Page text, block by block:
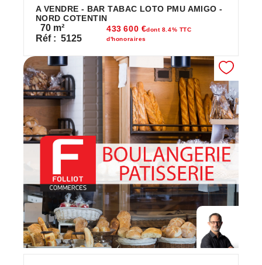
A VENDRE - BAR TABAC LOTO PMU AMIGO -
NORD COTENTIN
70 m²
Réf : 5125
433 600 €dont 8.4% TTC
d'honoraires